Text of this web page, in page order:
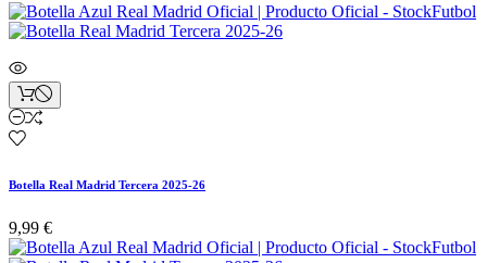
Botella Real Madrid Tercera 2025-26
9,99 €